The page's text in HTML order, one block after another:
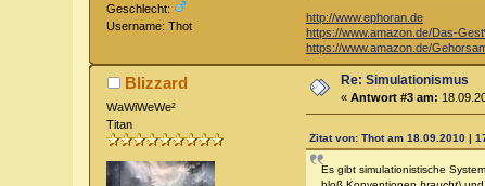
Geschlecht:
Username: Thot
http://www.ephoran.de
https://www.amazon.de/Das-
https://www.amazon.de/
Blizzard
WaWiWeWe²
Titan
Re: Simulationismus
«Antwort #3 am:
Zitat von: Thot am 18.09.2010 |
Es gibt simulationistische